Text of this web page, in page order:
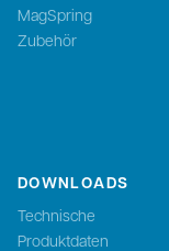
MagSpring
Zubehör
DOWNLOADS
Technische
Produktdaten